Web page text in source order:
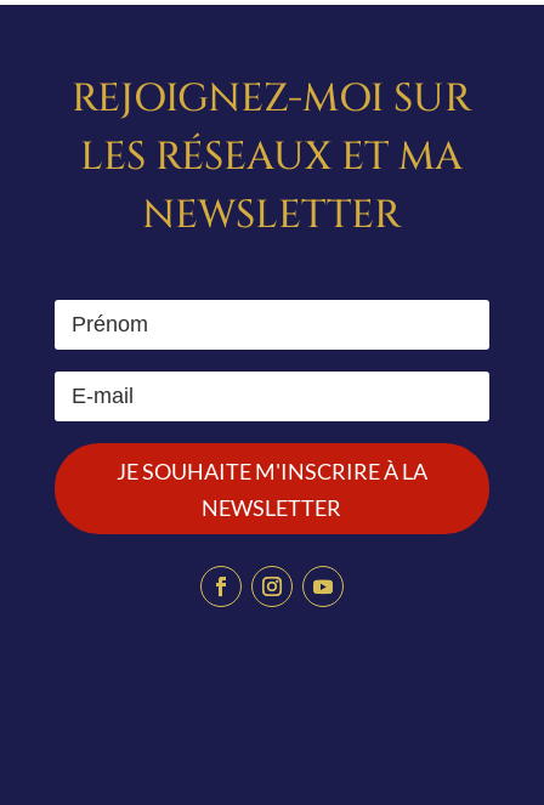
REJOIGNEZ-MOI SUR
LES RÉSEAUX ET MA
NEWSLETTER
JE SOUHAITE M'INSCRIRE À LA
NEWSLETTER